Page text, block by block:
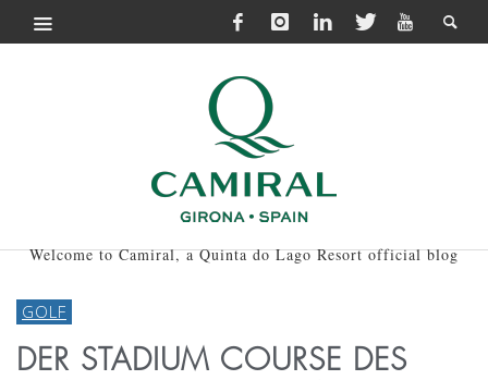
Welcome to Camiral, a Quinta do Lago Resort official blog
GOLF
DER STADIUM COURSE DES